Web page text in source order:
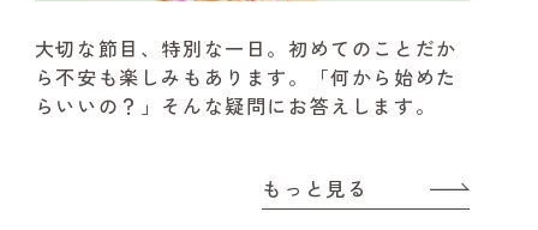
大切な節目、特別な一日。初めてのことだか
ら不安も楽しみもあります。
「何から始めた
らいいの？」そんな疑問にお答えします。
もっと見る